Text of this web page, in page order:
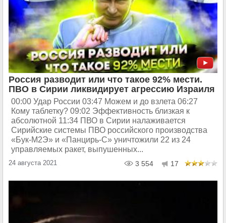
Россия разводит или что такое 92% мести.
ПВО в Сирии ликвидирует агрессию Израиля
00:00 Удар России 03:47 Можем и до взлета 06:27
Кому таблетку? 09:02 Эффективность близкая к
абсолютной 11:34 ПВО в Сирии налаживается
Сирийские системы ПВО российского производства
«Бук-М2Э» и «Панцирь-​С» уничтожили 22 из 24
управляемых ракет, выпушенных...
24 августа 2021 3 554 17